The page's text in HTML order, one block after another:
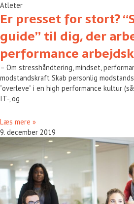
Atleter
Er presset for stort?
guide” til dig, der
performance
– Om stresshåndtering, mindset,
modstandskraft Skab personlig
“overleve” i en high performance kultur
IT-, og
Læs mere »
9. december 2019